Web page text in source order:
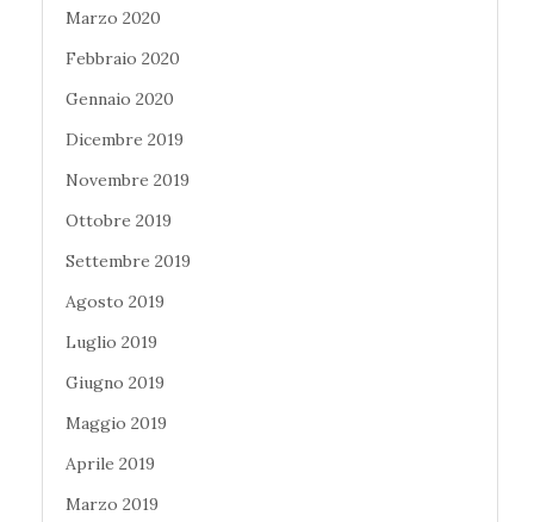
Marzo 2020
Febbraio 2020
Gennaio 2020
Dicembre 2019
Novembre 2019
Ottobre 2019
Settembre 2019
Agosto 2019
Luglio 2019
Giugno 2019
Maggio 2019
Aprile 2019
Marzo 2019